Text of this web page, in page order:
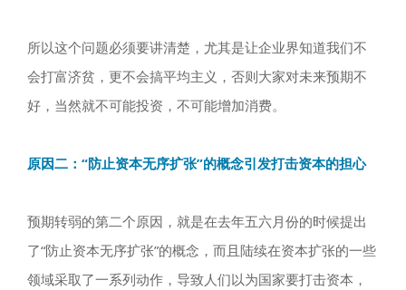
所以这个问题必须要讲清楚，尤其是让企业界知道我们不
会打富济贫，更不会搞平均主义，否则大家对未来预期不
好，当然就不可能投资，不可能增加消费。
原因二：“防止资本无序扩张”的概念引发打击资本的担心
预期转弱的第二个原因，就是在去年五六月份的时候提出
了“防止资本无序扩张”的概念，而且陆续在资本扩张的一些
领域采取了一系列动作，导致人们以为国家要打击资本，